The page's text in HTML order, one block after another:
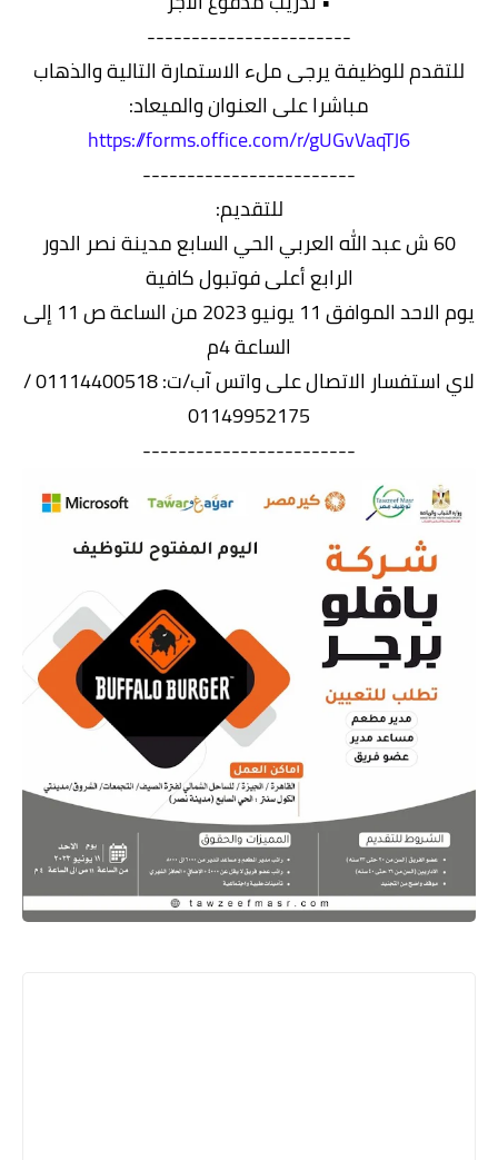
-----------------------
للتقدم للوظيفة يرجى ملء الاستمارة التالية والذهاب
مباشرا على العنوان والميعاد:
https://forms.office.com/r/gUGvVaqTJ6
------------------------
للتقديم:
60 ش عبد الله العربي الحي السابع مدينة نصر الدور
الرابع أعلى فوتبول كافية
يوم الاحد الموافق 11 يونيو 2023 من الساعة ص 11 إلى
الساعة 4م
لاي استفسار الاتصال على واتس آب/ت: 01114400518 /
01149952175
------------------------